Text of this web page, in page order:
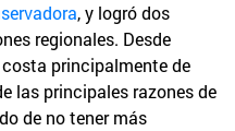
, y logró dos
regionales. Desde
principalmente de
las principales razones de
de no tener más